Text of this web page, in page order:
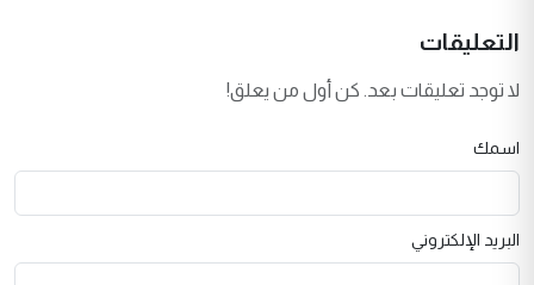
التعليقات
لا توجد تعليقات بعد. كن أول من يعلق!
اسمك
البريد الإلكتروني